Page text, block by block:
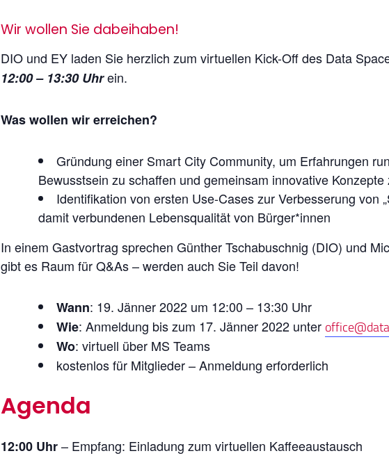
Wir wollen Sie dabeihaben!
DIO und EY laden Sie herzlich zum virtuellen Kick-Off des Data
12:00 – 13:30 Uhrein.
Was wollen wir erreichen?
Gründung einer Smart City Community, um Erfahrungen
Bewusstsein zu schaffen und gemeinsam innovative Konzepte
Identifikation von ersten Use-Cases zur Verbesserung von
damit verbundenen Lebensqualität von Bürger*innen
In einem Gastvortrag sprechen Günther Tschabuschnig (DIO) und
gibt es Raum für Q&As – werden auch Sie Teil davon!
Wann: 19. Jänner 2022 um 12:00 – 13:30 Uhr
Wie: Anmeldung bis zum 17. Jänner 2022 unter
Wo: virtuell über MS Teams
kostenlos für Mitglieder – Anmeldung erforderlich
Agenda
12:00 Uhr– Empfang: Einladung zum virtuellen Kaffeeaustausch